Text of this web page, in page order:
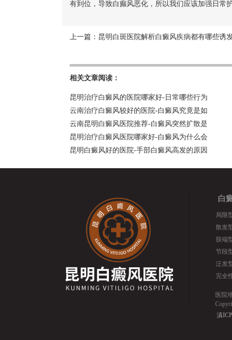
有到位，导致白癫风恶化，所以我们应该加强日常护
上一篇： 昆明白斑医院解析白癜风疾病都有哪些诱
相关文章阅读：
昆明治疗白癜风的医院哪家好-日常哪些行为
云南治疗白癜风较好的医院-白癜风究竟是如
云南昆明白癜风医院推荐-白癜风突然扩散是
昆明治疗白癜风医院哪家好-白癜风为什么会
昆明白癜风好的医院-手部白癜风高发的原因
白
局限
散发
肢端
节段
泛发
完全
医院
滇